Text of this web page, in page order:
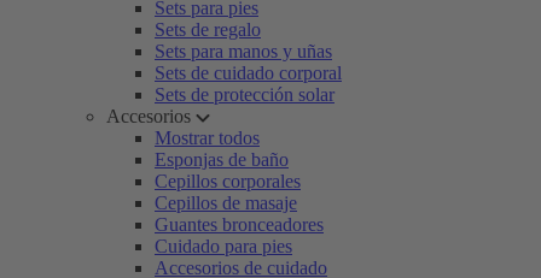
Sets para pies
Sets de regalo
Sets para manos y uñas
Sets de cuidado corporal
Sets de protección solar
Accesorios
Mostrar todos
Esponjas de baño
Cepillos corporales
Cepillos de masaje
Guantes bronceadores
Cuidado para pies
Accesorios de cuidado